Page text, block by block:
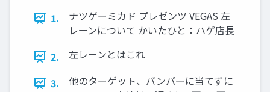
1.
ナツゲーミカド プレゼンツ VEGAS 左
レーンについて かいたひと：ハゲ店長
2.
左レーンとはこれ
3.
他のターゲット、バンパーに当てずに